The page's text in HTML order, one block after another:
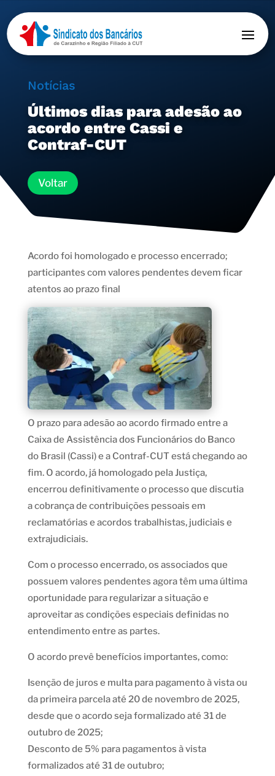
Notícias
Últimos dias para adesão ao
acordo entre Cassi e
Contraf-CUT
Voltar
Acordo foi homologado e processo encerrado;
participantes com valores pendentes devem ficar
atentos ao prazo final
O prazo para adesão ao acordo firmado entre a
Caixa de Assistência dos Funcionários do Banco
do Brasil (Cassi) e a Contraf-CUT está chegando ao
fim. O acordo, já homologado pela Justiça,
encerrou definitivamente o processo que discutia
a cobrança de contribuições pessoais em
reclamatórias e acordos trabalhistas, judiciais e
extrajudiciais.
Com o processo encerrado, os associados que
possuem valores pendentes agora têm uma última
oportunidade para regularizar a situação e
aproveitar as condições especiais definidas no
entendimento entre as partes.
O acordo prevê benefícios importantes, como:
Isenção de juros e multa para pagamento à vista ou
da primeira parcela até 20 de novembro de 2025,
desde que o acordo seja formalizado até 31 de
outubro de 2025;
Desconto de 5% para pagamentos à vista
formalizados até 31 de outubro;